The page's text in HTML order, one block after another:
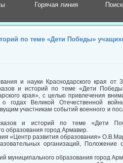
Горячая линия Поиск
по теме «Дети Победы»
и науки Краснодарского края
и историй по теме «Дети
края», с целью привлечения
годах Великой Отечественной
участникам событий военного и
и историй по теме «Дети
образования город Армавир.
«Центр развития образования»
организаций, Положение
муниципального образования город